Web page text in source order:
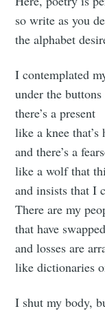
so write as you
the alphabet
I contemplated
under the
there’s a present
like a knee
and there’s a
like a wolf that
and insists that I
There are my
that have
and losses are
like dictionaries
I shut my body,